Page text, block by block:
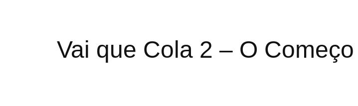
Vai que Cola 2 – O Começo